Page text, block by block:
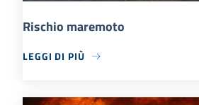
Rischio maremoto
LEGGI DI PIÙ